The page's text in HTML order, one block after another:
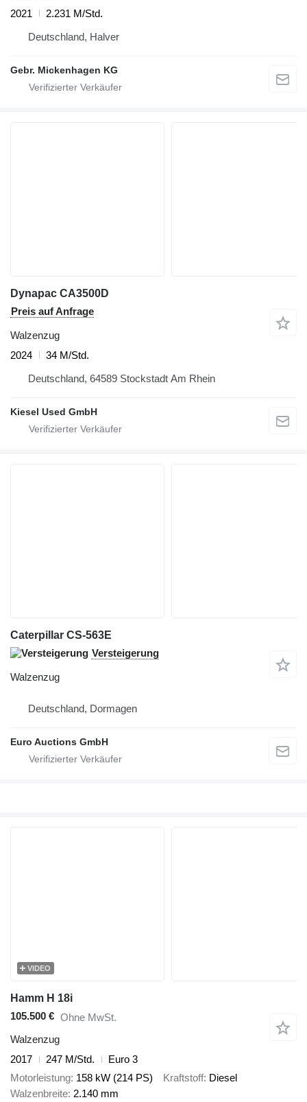
2021
2.231 M/Std.
Deutschland, Halver
Gebr. Mickenhagen KG
Dynapac CA3500D
Preis auf Anfrage
Walzenzug
2024
34 M/Std.
Deutschland, 64589 Stockstadt Am Rhein
Kiesel Used GmbH
Caterpillar CS-563E
Versteigerung
Walzenzug
Deutschland, Dormagen
Euro Auctions GmbH
VIDEO
Hamm H 18i
105.500 € Ohne MwSt.
Walzenzug
2017
247 M/Std.
Euro 3
Motorleistung 158 kW (214 PS) Kraftstoff Diesel
Walzenbreite 2.140 mm